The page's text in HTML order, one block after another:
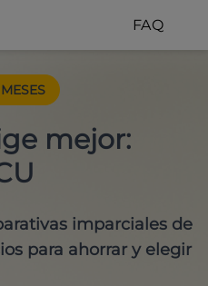
FAQ
mejor:
imparciales de
para ahorrar y elegir